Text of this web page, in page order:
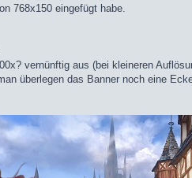
768x150 eingefügt habe.
vernünftig aus (bei kleineren
überlegen das Banner noch eine